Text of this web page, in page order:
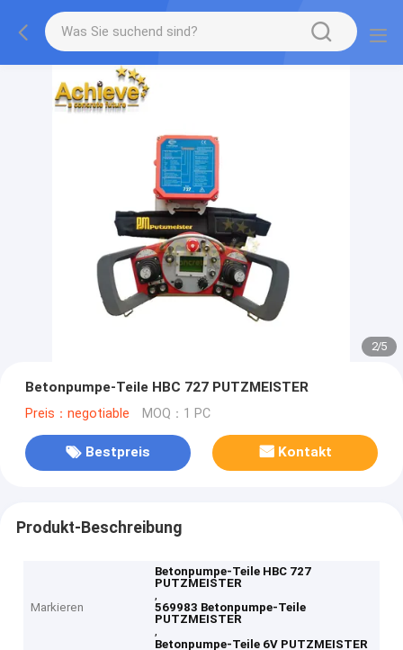
2/5
Betonpumpe-Teile HBC 727 PUTZMEISTER
Preis：negotiable MOQ：1 PC
Bestpreis Kontakt
Produkt-Beschreibung
Markieren
Betonpumpe-Teile HBC 727
PUTZMEISTER
,
569983 Betonpumpe-Teile
PUTZMEISTER
,
Betonpumpe-Teile 6V PUTZMEISTER